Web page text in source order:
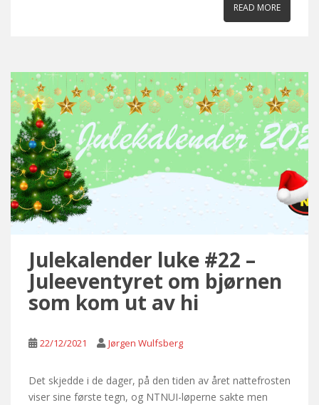
READ MORE
Julekalender luke #22 –
Juleeventyret om bjørnen
som kom ut av hi
22/12/2021 Jørgen Wulfsberg
Det skjedde i de dager, på den tiden av året nattefrosten
viser sine første tegn, og NTNUI-løperne sakte men